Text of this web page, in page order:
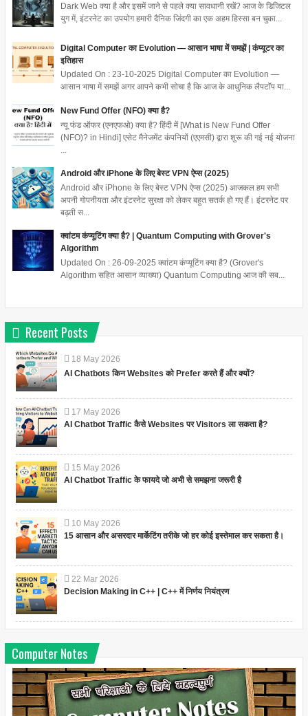
Dark Web क्या है और इसमें जाने से पहले क्या सावधानी रखें? आज के डिजिटल
युग में, इंटरनेट का उपयोग हमारी दैनिक जिंदगी का एक अहम हिस्सा बन चुका...
Digital Computer का Evolution — आसान भाषा में समझें | कंप्यूटर का
इतिहास
Updated On : 23-10-2025 Digital Computer का Evolution —
आसान भाषा में समझें अगर आपने कभी सोचा है कि आज के आधुनिक लैपटॉप या...
New Fund Offer (NFO) क्या है?
न्यू फंड ऑफर (एनएफओ) क्या है? हिंदी में [What is New Fund Offer
(NFO)? in Hindi] एसेट मैनेजमेंट कंपनियों (एएमसी) द्वारा शुरू की गई नई योजना
Android और iPhone के लिए बेस्ट VPN ऐप्स (2025)
Android और iPhone के लिए बेस्ट VPN ऐप्स (2025) आजकल हम सभी
अपनी गोपनीयता और इंटरनेट सुरक्षा को लेकर बहुत सतर्क हो गए हैं। इंटरनेट पर
बढ़ती स...
क्वांटम कंप्यूटिंग क्या है? | Quantum Computing with Grover's
Algorithm
Updated On : 26-09-2025 क्वांटम कंप्यूटिंग क्या है? (Grover's
Algorithm सहित आसान व्याख्या) Quantum Computing आज की सब...
Recent Posts
18 May 2026
AI Chatbots किन Websites को Prefer करते हैं और क्यों?
17 May 2026
AI Chatbot Traffic कैसे Websites पर Visitors ला सकता है?
15 May 2026
AI Chatbot Traffic के फायदे जो अभी से समझना जरूरी है
10 May 2026
15 आसान और असरदार मार्केटिंग तरीके जो हर कोई इस्तेमाल कर सकता है।
22 Mar 2026
Decision Making in C++ | C++ में निर्णय नियंत्रण
Computer Notes